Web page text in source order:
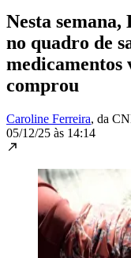
Nesta
no quadro de
medicamentos
comprou
Caroline Ferreira, da
05/12/25 às 14:14